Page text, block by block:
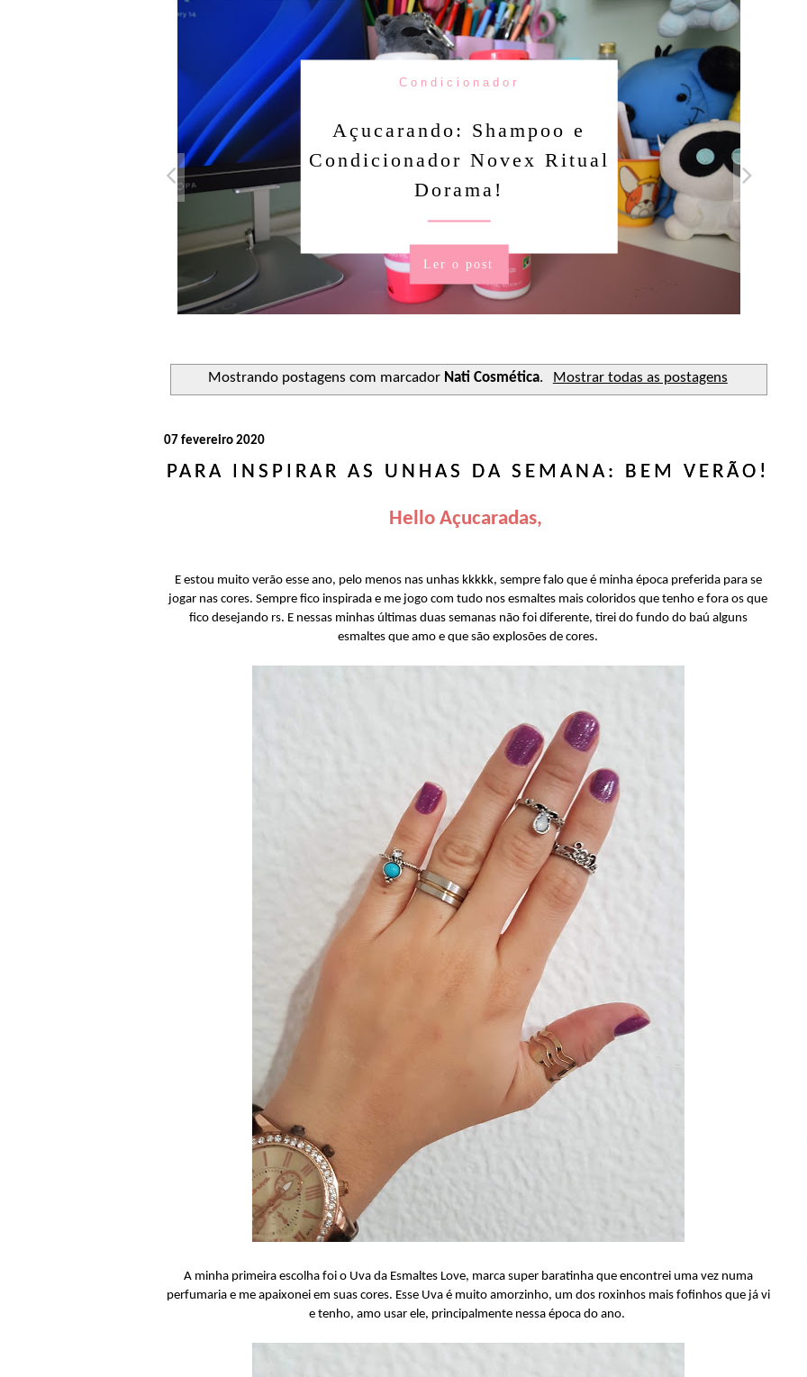
Candy Colors
Look Of The Day: Um
conjunto amarelinho!
Mostrando postagens com marcador Nati Cosmética. Mostrar todas as postagens
07 fevereiro 2020
PARA INSPIRAR AS UNHAS DA SEMANA: BEM VERÃO!
Hello Açucaradas,
E estou muito verão esse ano, pelo menos nas unhas kkkkk, sempre falo que é minha época preferida para se
jogar nas cores. Sempre fico inspirada e me jogo com tudo nos esmaltes mais coloridos que tenho e fora os que
fico desejando rs. E nessas minhas últimas duas semanas não foi diferente, tirei do fundo do baú alguns
esmaltes que amo e que são explosões de cores.
A minha primeira escolha foi o Uva da Esmaltes Love, marca super baratinha que encontrei uma vez numa
perfumaria e me apaixonei em suas cores. Esse Uva é muito amorzinho, um dos roxinhos mais fofinhos que já vi
e tenho, amo usar ele, principalmente nessa época do ano.